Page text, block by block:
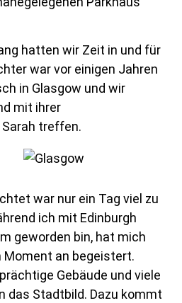
hatten wir Zeit in und für
war vor einigen Jahren
in Glasgow und wir
mit ihrer
treffen.
war nur ein Tag viel zu
ich mit Edinburgh
geworden bin, hat mich
Moment an begeistert.
Gebäude und viele
das Stadtbild. Dazu kommt